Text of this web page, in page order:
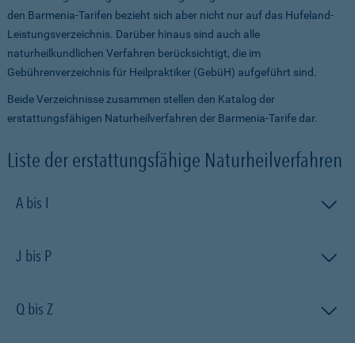
den Barmenia-Tarifen bezieht sich aber nicht nur auf das Hufeland-
Leistungsver­zeichnis. Darüber hinaus sind auch alle
naturheilkundlichen Verfahren berücksichtigt, die im
Gebührenverzeichnis für Heilpraktiker (GebüH) aufgeführt sind.
Beide Verzeichnisse zusammen stellen den Katalog der
erstattungsfähigen Naturheilverfahren der Barmenia-Tarife dar.
Liste der erstattungsfähige Naturheilverfahren
A bis I
J bis P
Q bis Z